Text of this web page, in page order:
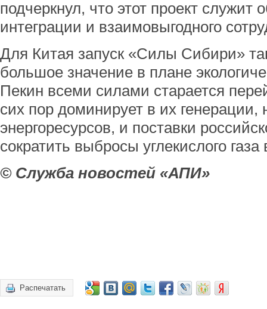
подчеркнул, что этот проект служит
интеграции и взаимовыгодного
Для Китая запуск «Силы Сибири»
большое значение в плане
Пекин всеми силами старается
сих пор доминирует в их
энергоресурсов, и поставки
сократить выбросы углекислого
© Служба новостей «АПИ»
Распечатать